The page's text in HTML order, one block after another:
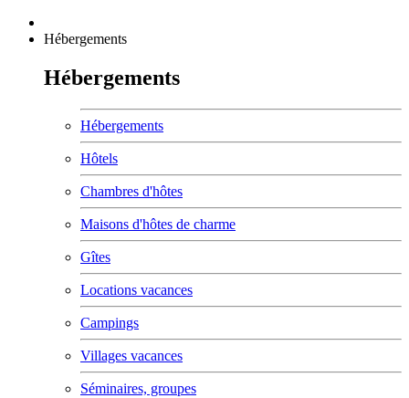
Hébergements
Hébergements
Hébergements
Hôtels
Chambres d'hôtes
Maisons d'hôtes de charme
Gîtes
Locations vacances
Campings
Villages vacances
Séminaires, groupes